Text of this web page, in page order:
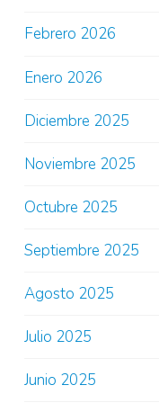
Febrero 2026
Enero 2026
Diciembre 2025
Noviembre 2025
Octubre 2025
Septiembre 2025
Agosto 2025
Julio 2025
Junio 2025